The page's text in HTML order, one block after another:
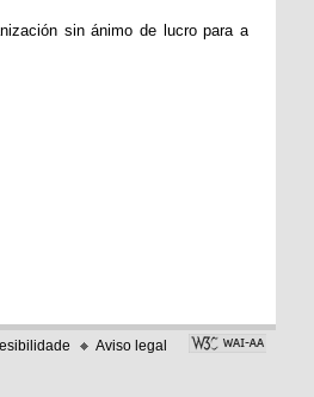
sin ánimo de lucro para a
Aviso legal